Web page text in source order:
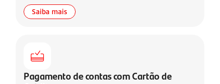
Saiba mais
Pagamento de contas com Cartão de